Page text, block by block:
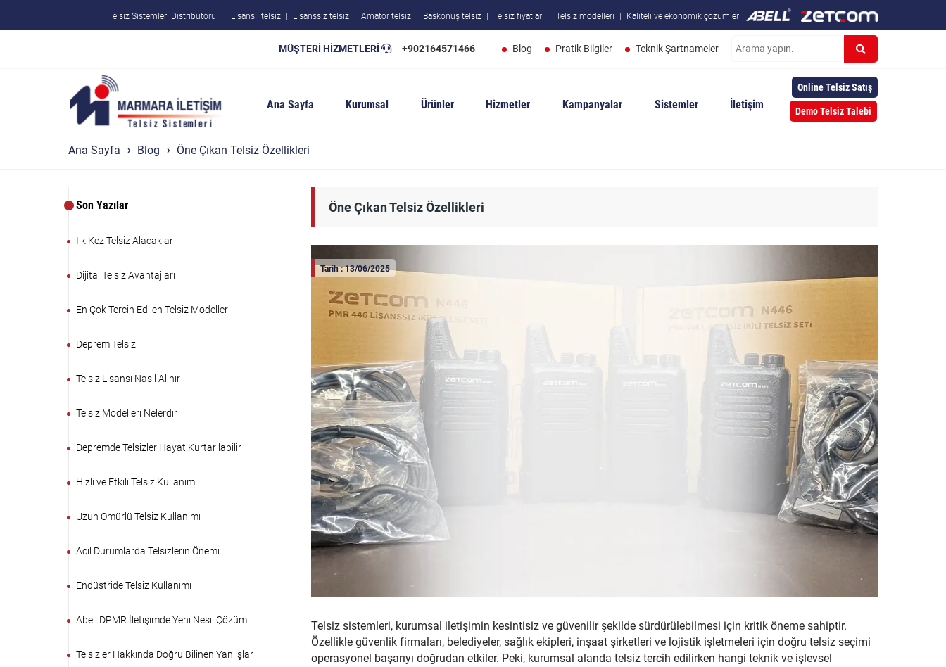
Telsiz Sistemleri Distribütörü Lisanslı telsiz Lisanssız telsiz Amatör telsiz Baskonuş telsiz Telsiz fiyatları Telsiz modelleri Kaliteli ve ekonomik çözümler
MÜŞTERİ HİZMETLERİ +902164571466 Blog Pratik Bilgiler Teknik Şartnameler
Ana Sayfa Kurumsal Ürünler Hizmetler Kampanyalar Sistemler İletişim Demo Telsiz Talebi
Online Telsiz Satış
Ana Sayfa Blog Öne Çıkan Telsiz Özellikleri
Son Yazılar
İlk Kez Telsiz Alacaklar
Dijital Telsiz Avantajları
En Çok Tercih Edilen Telsiz Modelleri
Deprem Telsizi
Telsiz Lisansı Nasıl Alınır
Telsiz Modelleri Nelerdir
Depremde Telsizler Hayat Kurtarılabilir
Hızlı ve Etkili Telsiz Kullanımı
Uzun Ömürlü Telsiz Kullanımı
Acil Durumlarda Telsizlerin Önemi
Endüstride Telsiz Kullanımı
Abell DPMR İletişimde Yeni Nesil Çözüm
Telsizler Hakkında Doğru Bilinen Yanlışlar
Öne Çıkan Telsiz Özellikleri
Tarih : 13/06/2025
Telsiz sistemleri, kurumsal iletişimin kesintisiz ve güvenilir şekilde sürdürülebilmesi için kritik öneme sahiptir.
Özellikle güvenlik firmaları, belediyeler, sağlık ekipleri, inşaat şirketleri ve lojistik işletmeleri için doğru telsiz seçimi
operasyonel başarıyı doğrudan etkiler. Peki, kurumsal alanda telsiz tercih edilirken hangi teknik ve işlevsel